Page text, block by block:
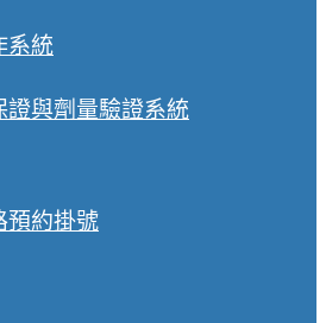
系統
證與劑量驗證系統
預約掛號